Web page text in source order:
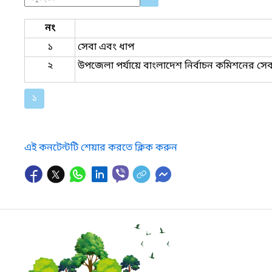
নং
১
সেবা এবং ধাপ
২
উপজেলা পর্যায়ে বাংলাদেশ নির্বাচন কমিশনের
১
এই কনটেন্টটি শেয়ার করতে ক্লিক করুন